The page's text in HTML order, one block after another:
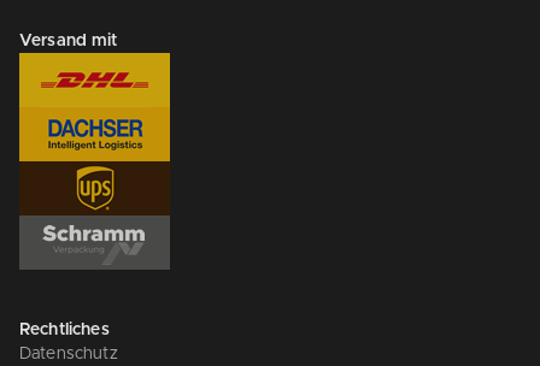
Versand mit
Rechtliches
Datenschutz